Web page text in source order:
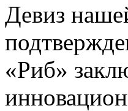
Девиз
«Риб»